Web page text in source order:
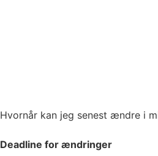
Hvornår kan jeg senest ændre i
Deadline for ændringer